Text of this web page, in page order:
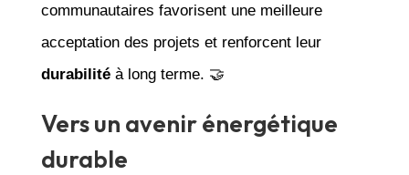
communautaires favorisent une meilleure
acceptation des projets et renforcent leur
durabilitéà long terme. 🤝
Vers un avenir énergétique
durable